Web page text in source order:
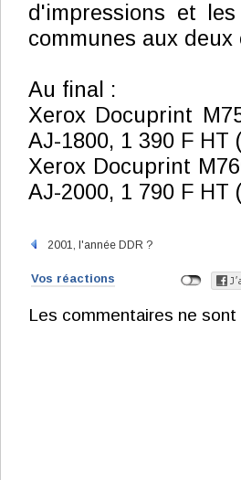
d'impressions et
communes aux
Au final :
Xerox Docuprint
AJ-1800, 1 390 F
Xerox Docuprint
AJ-2000, 1 790 F
2001, l'année DDR ?
Vos réactions
Les commentaires ne